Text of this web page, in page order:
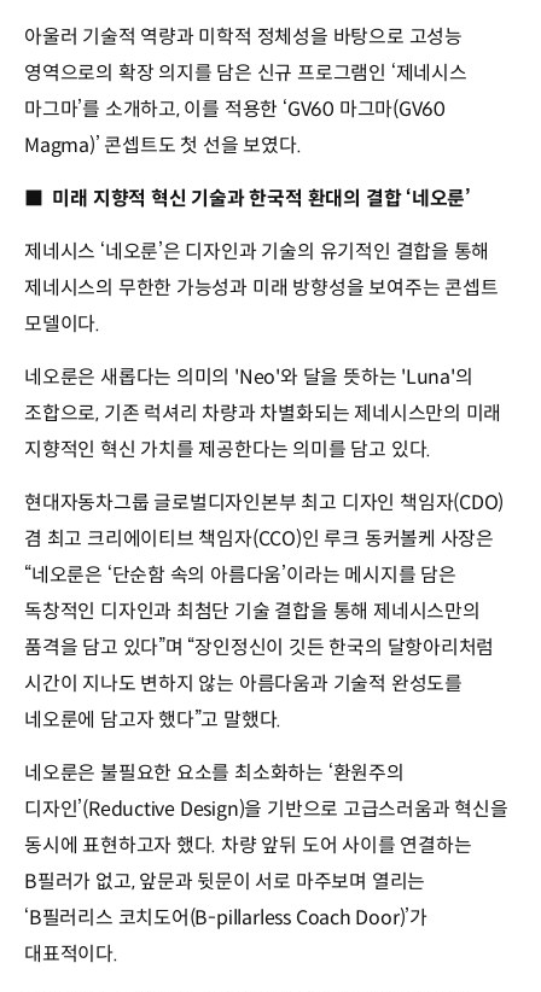
아울러 기술적 역량과 미학적 정체성을 바탕으로 고성능
영역으로의 확장 의지를 담은 신규 프로그램인 ‘제네시스
마그마’를 소개하고, 이를 적용한 ‘GV60 마그마(GV60
Magma)’ 콘셉트도 첫 선을 보였다.
■ 미래 지향적 혁신 기술과 한국적 환대의 결합 ‘네오룬’
제네시스 ‘네오룬’은 디자인과 기술의 유기적인 결합을 통해
제네시스의 무한한 가능성과 미래 방향성을 보여주는 콘셉트
모델이다.
네오룬은 새롭다는 의미의 'Neo'와 달을 뜻하는 'Luna'의
조합으로, 기존 럭셔리 차량과 차별화되는 제네시스만의 미래
지향적인 혁신 가치를 제공한다는 의미를 담고 있다.
현대자동차그룹 글로벌디자인본부 최고 디자인 책임자(CDO)
겸 최고 크리에이티브 책임자(CCO)인 루크 동커볼케 사장은
“네오룬은 ‘단순함 속의 아름다움’이라는 메시지를 담은
독창적인 디자인과 최첨단 기술 결합을 통해 제네시스만의
품격을 담고 있다”며 “장인정신이 깃든 한국의 달항아리처럼
시간이 지나도 변하지 않는 아름다움과 기술적 완성도를
네오룬에 담고자 했다”고 말했다.
네오룬은 불필요한 요소를 최소화하는 ‘환원주의
디자인’(Reductive Design)을 기반으로 고급스러움과 혁신을
동시에 표현하고자 했다. 차량 앞뒤 도어 사이를 연결하는
B필러가 없고, 앞문과 뒷문이 서로 마주보며 열리는
‘B필러리스 코치도어(B-pillarless Coach Door)’가
대표적이다.